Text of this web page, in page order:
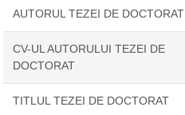
AUTORUL TEZEI DE DOCTORAT
CV-UL AUTORULUI TEZEI DE
DOCTORAT
TITLUL TEZEI DE DOCTORAT